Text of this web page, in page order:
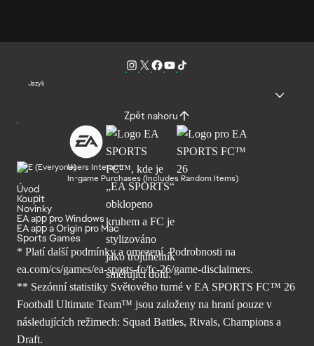
Jazyk
Zpět nahoru
Users Interact
In-game Purchases (Includes Random Items)
Úvod
Koupit
Novinky
EA app pro Windows
EA app a Origin pro Mac
Sports Games
* Platí další podmínky a omezení. Podrobnosti na
ea.com/cs/games/ea-sports-fc/fc-26/game-disclaimers.
** Sezónní statistiky Světového turné v EA SPORTS FC™ 26
Football Ultimate Team™ jsou založeny na hraní pouze v
následujících režimech: Squad Battles, Rivals, Champions a
Draft.